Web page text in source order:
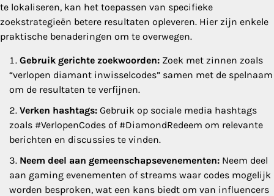
te lokaliseren, kan het toepassen van specifieke
zoekstrategieën betere resultaten opleveren. Hier zijn enkele
praktische benaderingen om te overwegen.
Gebruik gerichte zoekwoorden: Zoek met zinnen zoals
“verlopen diamant inwisselcodes” samen met de spelnaam
om de resultaten te verfijnen.
Verken hashtags: Gebruik op sociale media hashtags
zoals #VerlopenCodes of #DiamondRedeem om relevante
berichten en discussies te vinden.
Neem deel aan gemeenschapsevenementen: Neem deel
aan gaming evenementen of streams waar codes mogelijk
worden besproken, wat een kans biedt om van influencers